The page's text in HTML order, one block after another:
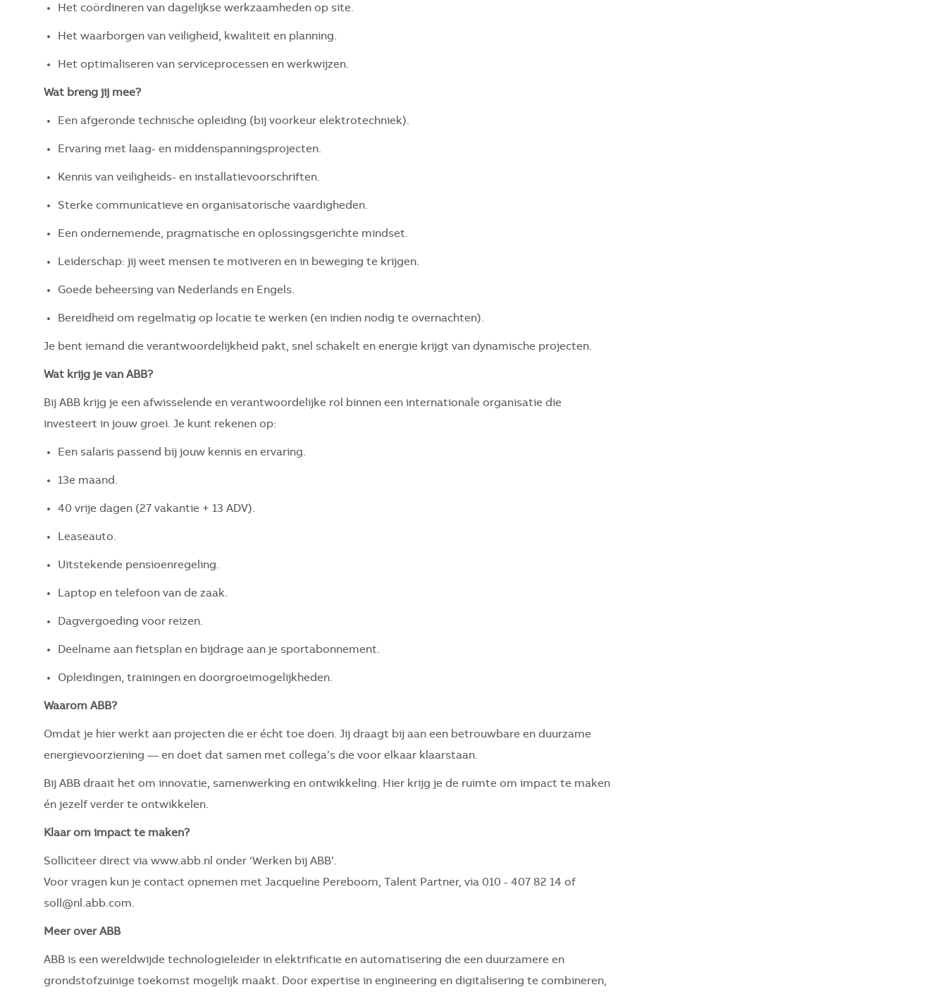
Het coördineren van dagelijkse werkzaamheden op site.
Het waarborgen van veiligheid, kwaliteit en planning.
Het optimaliseren van serviceprocessen en werkwijzen.
Wat breng jij mee?
Een afgeronde technische opleiding (bij voorkeur elektrotechniek).
Ervaring met laag- en middenspanningsprojecten.
Kennis van veiligheids- en installatievoorschriften.
Sterke communicatieve en organisatorische vaardigheden.
Een ondernemende, pragmatische en oplossingsgerichte mindset.
Leiderschap: jij weet mensen te motiveren en in beweging te krijgen.
Goede beheersing van Nederlands en Engels.
Bereidheid om regelmatig op locatie te werken (en indien nodig te overnachten).
Je bent iemand die verantwoordelijkheid pakt, snel schakelt en energie krijgt van dynamische projecten.
Wat krijg je van ABB?
Bij ABB krijg je een afwisselende en verantwoordelijke rol binnen een internationale organisatie die
investeert in jouw groei. Je kunt rekenen op:
Een salaris passend bij jouw kennis en ervaring.
13e maand.
40 vrije dagen (27 vakantie + 13 ADV).
Leaseauto.
Uitstekende pensioenregeling.
Laptop en telefoon van de zaak.
Dagvergoeding voor reizen.
Deelname aan fietsplan en bijdrage aan je sportabonnement.
Opleidingen, trainingen en doorgroeimogelijkheden.
Waarom ABB?
Omdat je hier werkt aan projecten die er écht toe doen. Jij draagt bij aan een betrouwbare en duurzame
energievoorziening — en doet dat samen met collega’s die voor elkaar klaarstaan.
Bij ABB draait het om innovatie, samenwerking en ontwikkeling. Hier krijg je de ruimte om impact te maken
én jezelf verder te ontwikkelen.
Klaar om impact te maken?
Solliciteer direct via www.abb.nl onder ‘Werken bij ABB’.
Voor vragen kun je contact opnemen met Jacqueline Pereboom, Talent Partner, via 010 - 407 82 14 of
soll@nl.abb.com.
Meer over ABB
ABB is een wereldwijde technologieleider in elektrificatie en automatisering die een duurzamere en
grondstofzuinige toekomst mogelijk maakt. Door expertise in engineering en digitalisering te combineren,